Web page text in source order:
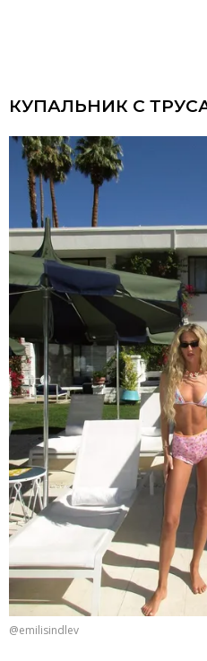
КУПАЛЬНИК С
@emilisindlev